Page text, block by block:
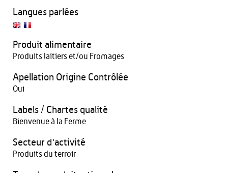
Langues parlées
Produit alimentaire
Produits laitiers et/ou Fromages
Apellation Origine Contrôlée
Oui
Labels / Chartes qualité
Bienvenue à la Ferme
Secteur d'activité
Produits du terroir